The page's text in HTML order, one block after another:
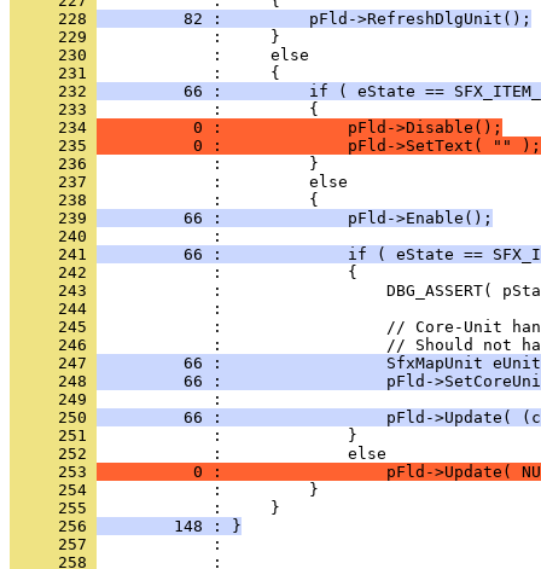
     228
         82 :         pFld->RefreshDlgUnit();
     229
     230
     231
     232
66 :         if ( eState ==
     233
     234
          0 :             pFld->Disable();
     235
          0 :             pFld->SetText( "" );
     236
     237
     238
     239
         66 :             pFld->Enable();
     240
     241
66 :             if ( eState ==
     242
     243
     244
     245
     246
     247
66 :                 SfxMapUnit
     248
66 :                 pFld-
     249
     250
66 :                 pFld->Update(
     251
     252
     253
0 :                 pFld->Update(
     254
     255
     256
        148 : }
     257
     258
            :